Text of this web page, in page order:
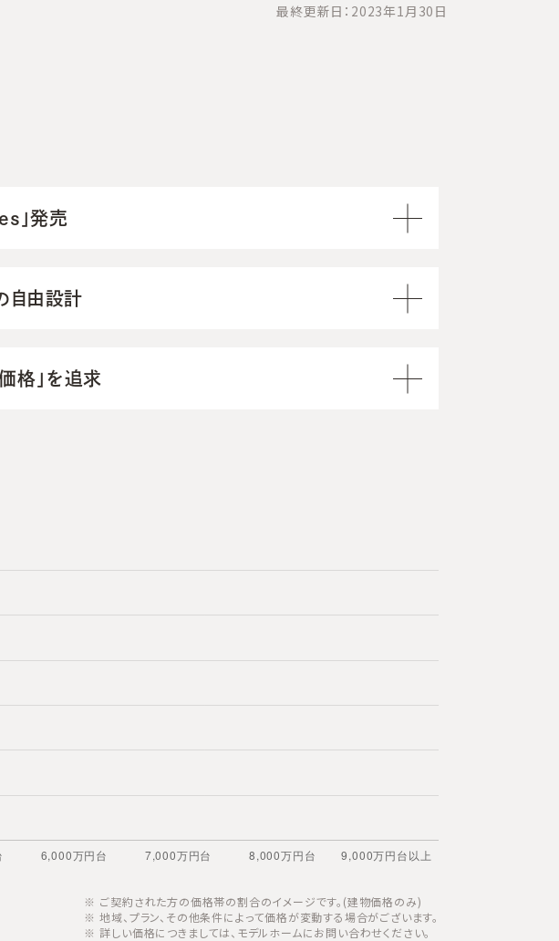
最終更新日：2023年1月30日
」発売
自由設計
格」を追求
ご契約された方の価格帯の割合のイメージです。(建物価格のみ)
地域、プラン、その他条件によって価格が変動する場合がございます。
詳しい価格につきましては、モデルホームにお問い合わせください。